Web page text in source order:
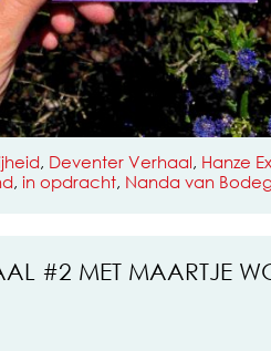
, Deventer Verhaal, Hanze
, in opdracht, Nanda van
#2 MET MAARTJE